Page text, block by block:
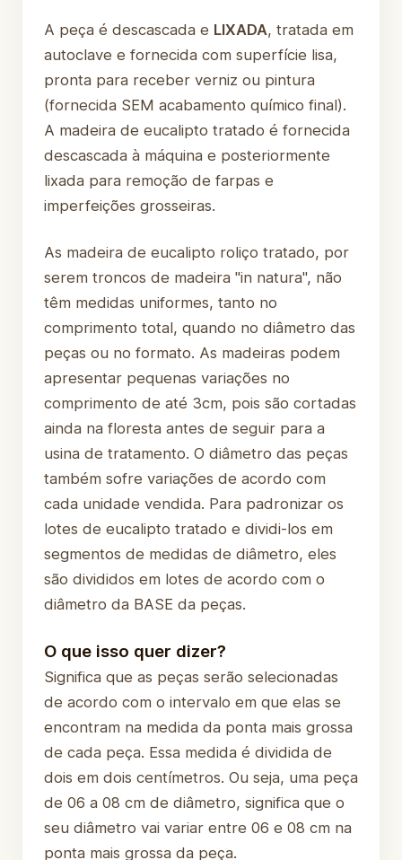
A peça é descascada e LIXADA, tratada em
autoclave e fornecida com superfície lisa,
pronta para receber verniz ou pintura
(fornecida SEM acabamento químico final).
A madeira de eucalipto tratado é fornecida
descascada à máquina e posteriormente
lixada para remoção de farpas e
imperfeições grosseiras.
As madeira de eucalipto roliço tratado, por
serem troncos de madeira "in natura", não
têm medidas uniformes, tanto no
comprimento total, quando no diâmetro das
peças ou no formato. As madeiras podem
apresentar pequenas variações no
comprimento de até 3cm, pois são cortadas
ainda na floresta antes de seguir para a
usina de tratamento. O diâmetro das peças
também sofre variações de acordo com
cada unidade vendida. Para padronizar os
lotes de eucalipto tratado e dividi-los em
segmentos de medidas de diâmetro, eles
são divididos em lotes de acordo com o
diâmetro da BASE da peças.
O que isso quer dizer?
Significa que as peças serão selecionadas
de acordo com o intervalo em que elas se
encontram na medida da ponta mais grossa
de cada peça. Essa medida é dividida de
dois em dois centímetros. Ou seja, uma peça
de 06 a 08 cm de diâmetro, significa que o
seu diâmetro vai variar entre 06 e 08 cm na
ponta mais grossa da peça.